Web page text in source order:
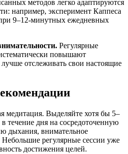
методов легко адаптируются
например, эксперимент Каппеса
9–12-минутных ежедневных
Регулярные
повышают
отслеживать свои настоящие
медитация. Выделяйте хотя бы 5–
течение дня на сосредоточенную
дыхания, внимательное
Небольшие регулярные сессии уже
достижения целей.